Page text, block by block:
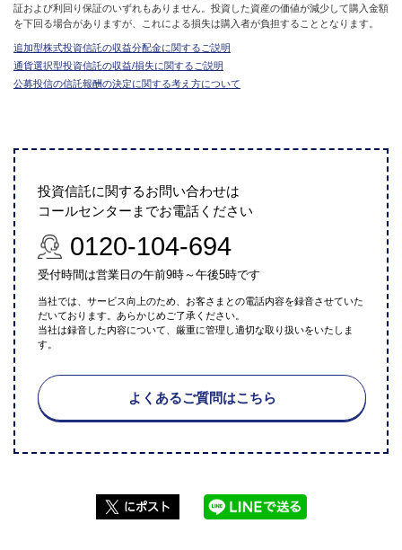
証および利回り保証のいずれもありません。投資した資産の価値が減少して購入金額
を下回る場合がありますが、これによる損失は購入者が負担することとなります。
追加型株式投資信託の収益分配金に関するご説明
通貨選択型投資信託の収益/損失に関するご説明
公募投信の信託報酬の決定に関する考え方について
投資信託に関するお問い合わせは
コールセンターまでお電話ください
0120-104-694
受付時間は営業日の午前9時～午後5時です
当社では、サービス向上のため、お客さまとの電話内容を録音させていた
だいております。あらかじめご了承ください。
当社は録音した内容について、厳重に管理し適切な取り扱いをいたしま
す。
よくあるご質問はこちら